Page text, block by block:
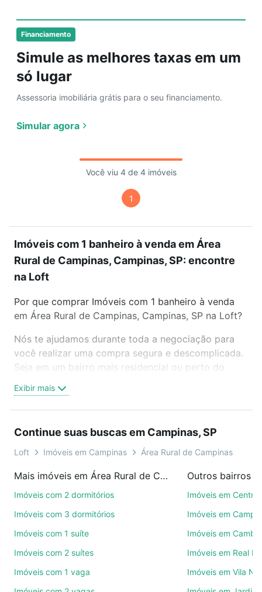
Financiamento
Simule as melhores taxas em um
só lugar
Assessoria imobiliária grátis para o seu financiamento.
Simular agora
Você viu 4 de 4 imóveis
1
Imóveis com 1 banheiro à venda em Área
Rural de Campinas, Campinas, SP: encontre
na Loft
Por que comprar Imóveis com 1 banheiro à venda
em Área Rural de Campinas, Campinas, SP na Loft?
Nós te ajudamos durante toda a negociação para
você realizar uma compra segura e descomplicada.
Seja em um bairro mais residencial ou perto do
oferta ideal de Imóveis com 1 banheiro à venda em
Área Rural de Campinas, Campinas, SP para
ou por videochamada, é grátis, sem compromisso e
você ainda conta com mais de 46 mil corretores e
de imóveis.
ruas, bairros e até condomínios favoritos. Você
também pode usar os filtros como quantidade de
quartos, suítes, com ou sem vaga de garagem para
Exibir mais
Continue suas buscas em Campinas, SP
Loft Imóveis em Campinas Área Rural de Campinas
Mais imóveis em Área Rural de Campinas
Imóveis com 2 dormitórios
Imóveis com 3 dormitórios
Imóveis com 1 suíte
Imóveis com 2 suítes
Imóveis com 1 vaga
Outros bairros
Imóveis em Centro
Imóveis em
Imóveis em Cambuí
Imóveis em Real
Imóveis em Vila